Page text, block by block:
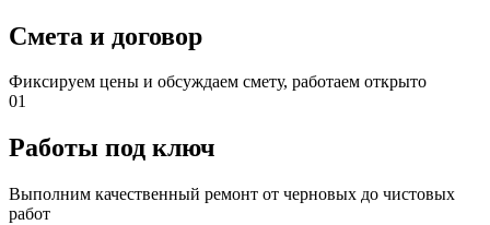
Смета и договор
Фиксируем цены и обсуждаем смету, работаем открыто
01
Работы под ключ
Выполним качественный ремонт от черновых до чистовых
работ